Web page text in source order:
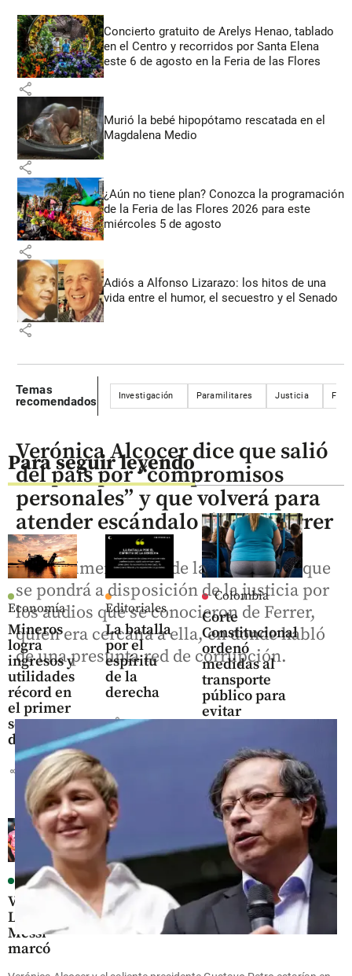
Concierto gratuito de Arelys Henao, tablado
en el Centro y recorridos por Santa Elena
este 6 de agosto en la Feria de las Flores
share
Murió la bebé hipopótamo rescatada en el
Magdalena Medio
share
¿Aún no tiene plan? Conozca la programación
de la Feria de las Flores 2026 para este
miércoles 5 de agosto
share
Adiós a Alfonso Lizarazo: los hitos de una
vida entre el humor, el secuestro y el Senado
share
Temas
recomendados
Investigación Paramilitares Justicia
Para seguir leyendo
Economía
Mineros
logra
ingresos y
utilidades
récord en
el primer
semestre
de 2026
share
Editoriales
La batalla
por el
espíritu
de la
derecha
share
Colombia
Corte
Constitucional
ordenó
medidas al
transporte
público para
evitar
a personas con
sobrepeso
share
Fútbol
Video:
Lionel
Messi
marcó
Verónica Alcocer dice que salió
del país por “compromisos
personales” y que volverá para
atender escándalo de Eva Ferrer
La exprimera dama de la Nación dijo que
se pondrá a disposición de la justicia por
los audios que se conocieron de Ferrer,
quien era cercana a ella, en donde habló
de una presunta red de corrupción.